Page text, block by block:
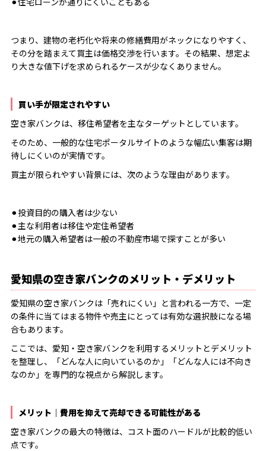
つまり、建物の老朽化や将来の修繕費用がネックになりやすく、
その分を踏まえて買主は価格交渉を行います。その結果、想定よ
り大きな値下げを求められるケースが少なくありません。
買い手が限定されやすい
空き家バンクは、移住希望者を主なターゲットとしています。
そのため、一般的な住宅ポータルサイトのような幅広い集客は期
待しにくいのが実情です。
買主が限られやすい背景には、次のような理由があります。
⚫︎投資目的の購入者は少ない
⚫︎主な利用者は移住や定住希望者
⚫︎地元の購入希望者は一般の不動産市場で探すことが多い
愛知県の空き家バンクのメリット・デメリット
愛知県の空き家バンクは「売れにくい」と言われる一方で、一定
の条件に当てはまる物件や売主にとっては有効な選択肢になる場
合もあります。
ここでは、愛知・空き家バンクを利用するメリットとデメリット
を整理し、「どんな人に向いているのか」「どんな人には不向き
なのか」を専門的な視点から解説します。
メリット｜費用を抑えて売却できる可能性がある
空き家バンクの最大の特徴は、コスト面のハードルが比較的低い
点です。